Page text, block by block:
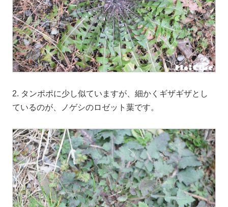
2. タンポポに少し似ていますが、細かくギザギザとし
ているのが、ノゲシのロゼット葉です。